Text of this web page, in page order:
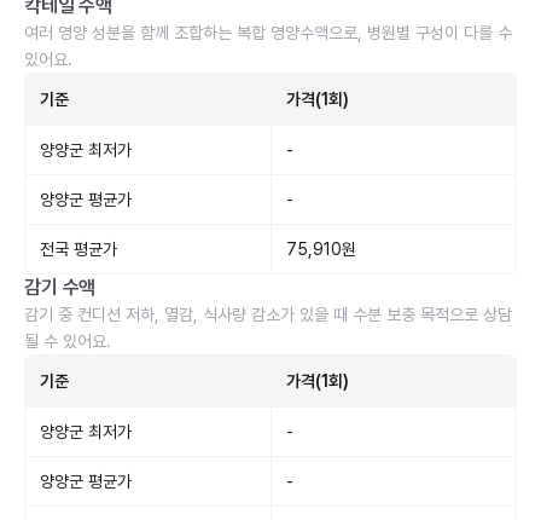
칵테일 수액
여러 영양 성분을 함께 조합하는 복합 영양수액으로, 병원별 구성이 다를 수
있어요.
기준 가격(1회)
양양군 최저가 -
양양군 평균가 -
전국 평균가 75,910원
감기 수액
감기 중 컨디션 저하, 열감, 식사량 감소가 있을 때 수분 보충 목적으로 상담
될 수 있어요.
기준 가격(1회)
양양군 최저가 -
양양군 평균가 -